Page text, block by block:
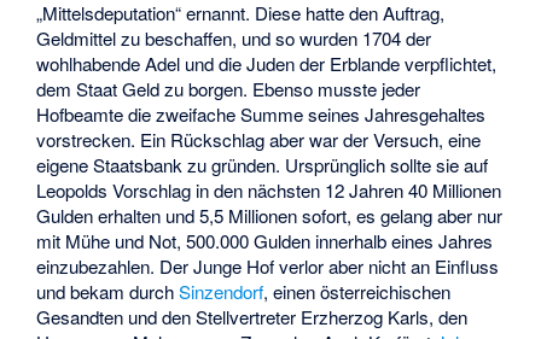
„Mittelsdeputation“ ernannt. Diese hatte den Auftrag,
Geldmittel zu beschaffen, und so wurden 1704 der
wohlhabende Adel und die Juden der Erblande verpflichtet,
dem Staat Geld zu borgen. Ebenso musste jeder
Hofbeamte die zweifache Summe seines Jahresgehaltes
vorstrecken. Ein Rückschlag aber war der Versuch, eine
eigene Staatsbank zu gründen. Ursprünglich sollte sie auf
Leopolds Vorschlag in den nächsten 12 Jahren 40 Millionen
Gulden erhalten und 5,5 Millionen sofort, es gelang aber nur
mit Mühe und Not, 500.000 Gulden innerhalb eines Jahres
einzubezahlen. Der Junge Hof verlor aber nicht an Einfluss
und bekam durchSinzendorf, einen österreichischen
Gesandten und den Stellvertreter Erzherzog Karls, den